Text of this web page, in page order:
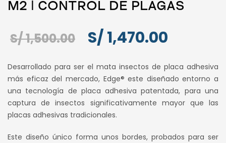
M2 ǀ CONTROL DE PLAGAS
S/1,500.00
El
original
era:
S/ 1,500.00.
S/1,470.00
actual
es:
Desarrollado para ser el mata insectos de placa adhesiva
más eficaz del mercado, Edge® este diseñado entorno a
una tecnología de placa adhesiva patentada, para una
captura de insectos significativamente mayor que las
placas adhesivas tradicionales.
Este diseño único forma unos bordes, probados para ser